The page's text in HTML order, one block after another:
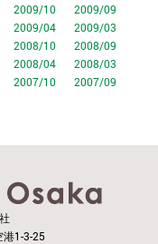
2009/10
2009/09
2009/04
2009/03
2008/10
2008/09
2008/04
2008/03
2007/10
2007/09
1-3-25